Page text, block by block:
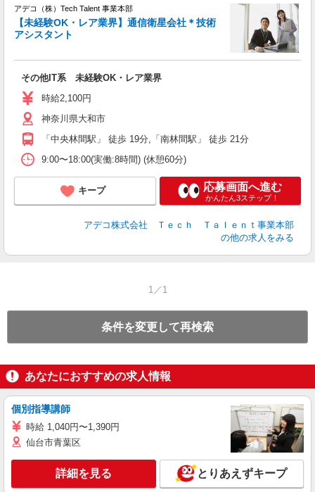
アデコ（株）Tech Talent 事業本部
【未経験OK・レア業界】通信衛星会社＊技術
アシスタント
その他IT系 未経験OK・レア業界
時給2,100円
神奈川県大和市
「中央林間駅」 徒歩 19分,「南林間駅」 徒歩 21分
9:00〜18:00(実働:8時間) (休憩60分)
キープ 応募画面へ進む
かんたん3ステップ！
アデコ株式会社 Ｔｅｃｈ Ｔａｌｅｎｔ事業本部
の他の求人をみる
1／1
条件を変更して再検索
あなたにおすすめの求人情報
個別指導講師
時給 1,040円〜1,390円
仙台市青葉区
詳細を見る とりあえずキープ